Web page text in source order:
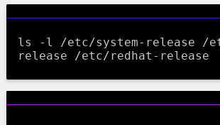
ls -l /etc/system-release /
release /etc/redhat-release